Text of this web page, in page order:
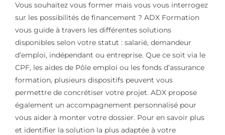
Vous souhaitez vous former mais vous vous interrogez
sur les possibilités de financement ? ADX Formation
vous guide à travers les différentes solutions
disponibles selon votre statut : salarié, demandeur
d’emploi, indépendant ou entreprise. Que ce soit via le
CPF, les aides de Pôle emploi ou les fonds d’assurance
formation, plusieurs dispositifs peuvent vous
permettre de concrétiser votre projet. ADX propose
également un accompagnement personnalisé pour
vous aider à monter votre dossier. Pour en savoir plus
et identifier la solution la plus adaptée à votre